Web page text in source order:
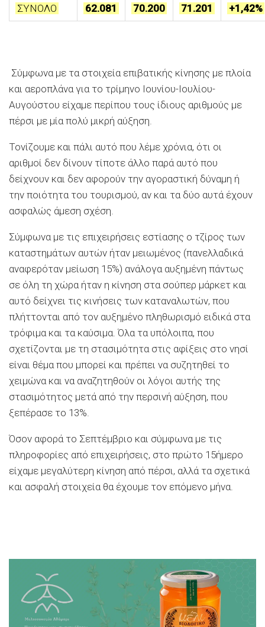
ΣΥΝΟΛΟ 62.081 70.200 71.201 +1,42%
Σύμφωνα με τα στοιχεία επιβατικής κίνησης με πλοία
και αεροπλάνα για το τρίμηνο Ιουνίου-Ιουλίου-
Αυγούστου είχαμε περίπου τους ίδιους αριθμούς με
πέρσι με μία πολύ μικρή αύξηση.
Τονίζουμε και πάλι αυτό που λέμε χρόνια, ότι οι
αριθμοί δεν δίνουν τίποτε άλλο παρά αυτό που
δείχνουν και δεν αφορούν την αγοραστική δύναμη ή
την ποιότητα του τουρισμού, αν και τα δύο αυτά έχουν
ασφαλώς άμεση σχέση.
Σύμφωνα με τις επιχειρήσεις εστίασης ο τζίρος των
καταστημάτων αυτών ήταν μειωμένος (πανελλαδικά
αναφερόταν μείωση 15%) ανάλογα αυξημένη πάντως
σε όλη τη χώρα ήταν η κίνηση στα σούπερ μάρκετ και
αυτό δείχνει τις κινήσεις των καταναλωτών, που
πλήττονται από τον αυξημένο πληθωρισμό ειδικά στα
τρόφιμα και τα καύσιμα. Όλα τα υπόλοιπα, που
σχετίζονται με τη στασιμότητα στις αφίξεις στο νησί
είναι θέμα που μπορεί και πρέπει να συζητηθεί το
χειμώνα και να αναζητηθούν οι λόγοι αυτής της
στασιμότητος μετά από την περσινή αύξηση, που
ξεπέρασε το 13%.
Όσον αφορά το Σεπτέμβριο και σύμφωνα με τις
πληροφορίες από επιχειρήσεις, στο πρώτο 15ήμερο
είχαμε μεγαλύτερη κίνηση από πέρσι, αλλά τα σχετικά
και ασφαλή στοιχεία θα έχουμε τον επόμενο μήνα.